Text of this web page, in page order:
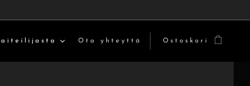
Ota yhteyttä Ostoskori